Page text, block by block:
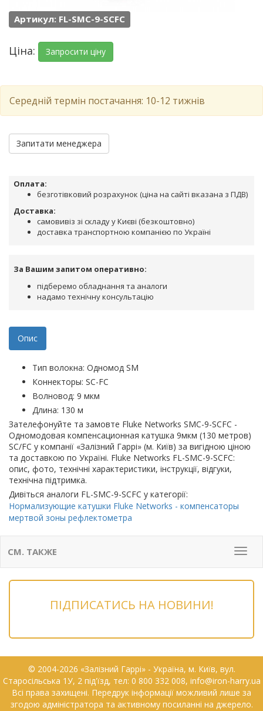
Артикул: FL-SMC-9-SCFC
Ціна: Запросити ціну
Середній термін постачання: 10-12 тижнів
Запитати менеджера
Оплата:
безготівковий розрахунок (ціна на сайті вказана з ПДВ)
Доставка:
самовивіз зі складу у Києві (безкоштовно)
доставка транспортною компанією по Україні
За Вашим запитом оперативно:
підберемо обладнання та аналоги
надамо технічну консультацію
Опис
Тип волокна: Одномод SM
Коннекторы: SC-FC
Волновод: 9 мкм
Длина: 130 м
Зателефонуйте та замовте Fluke Networks SMC-9-SCFC -
Одномодовая компенсационная катушка 9мкм (130 метров)
SC/FC у компанії «Залізний Гаррі» (м. Київ) за вигідною ціною
та доставкою по Україні. Fluke Networks FL-SMC-9-SCFC:
опис, фото, технічні характеристики, інструкції, відгуки,
технічна підтримка.
Дивіться аналоги FL-SMC-9-SCFC у категорії:
Нормализующие катушки Fluke Networks - компенсаторы
мертвой зоны рефлектометра
Меню
СМ. ТАКЖЕ
ПІДПИСАТИСЬ НА НОВИНИ!
© 2004-2026 «Залізний Гаррі» - Українa, м. Київ, вул.
Старосільська 1У, 2 під'їзд, тел: 0 800 332 008, info@iron-harry.ua
Всі права захищені. Передрук інформації можливий лише за
згодою адміністратора та активному посиланні на джерело.